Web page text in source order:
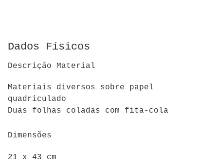
Dados Físicos
Descrição Material
Materiais diversos sobre papel
quadriculado
Duas folhas coladas com fita-cola
Dimensões
21 x 43 cm